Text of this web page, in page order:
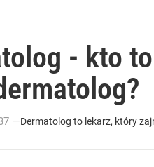
- kto
—Dermatolog to lekarz, który